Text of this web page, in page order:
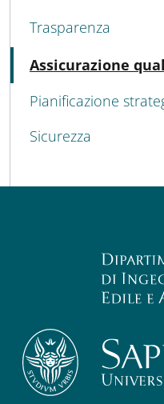
Trasparenza
Assicurazione
Pianificazione
Sicurezza